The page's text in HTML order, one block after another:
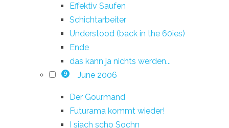
Effektiv Saufen
Schichtarbeiter
Understood (back in the 60ies)
Ende
das kann ja nichts werden...
9 June 2006
Der Gourmand
Futurama kommt wieder!
I siach scho Sochn